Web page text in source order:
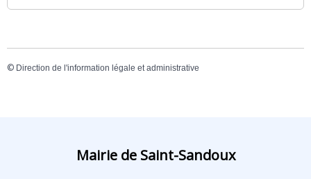
© Direction de l'information légale et administrative
Mairie de Saint-Sandoux